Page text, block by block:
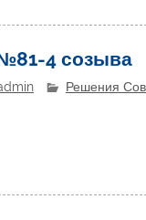
4 созыва
Решения